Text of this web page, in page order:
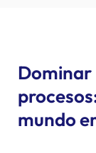
Dominar
mundo